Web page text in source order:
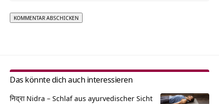
Das könnte dich auch interessieren
निद्रा Nidra – Schlaf aus ayurvedischer Sicht